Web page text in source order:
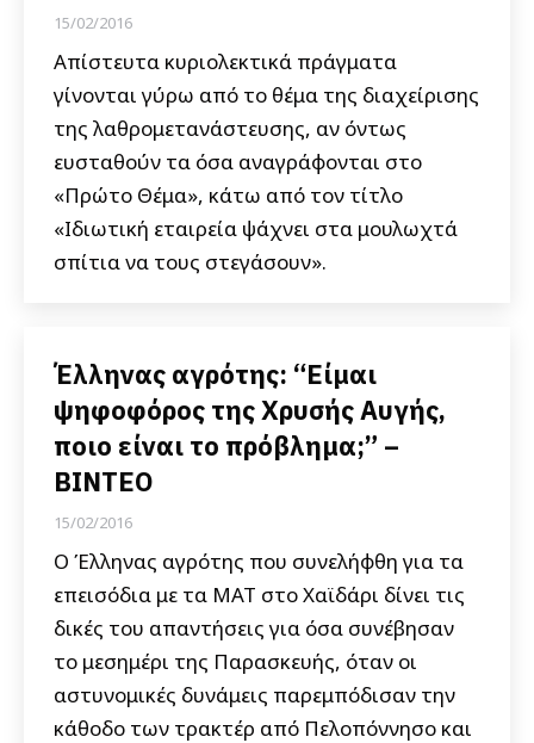
15/02/2016
Απίστευτα κυριολεκτικά πράγματα
γίνονται γύρω από το θέμα της διαχείρισης
της λαθρομετανάστευσης, αν όντως
ευσταθούν τα όσα αναγράφονται στο
«Πρώτο Θέμα», κάτω από τον τίτλο
«Ιδιωτική εταιρεία ψάχνει στα μουλωχτά
σπίτια να τους στεγάσουν».
Έλληνας αγρότης: “Είμαι
ψηφοφόρος της Χρυσής Αυγής,
ποιο είναι το πρόβλημα;” –
ΒΙΝΤΕΟ
15/02/2016
Ο Έλληνας αγρότης που συνελήφθη για τα
επεισόδια με τα ΜΑΤ στο Χαϊδάρι δίνει τις
δικές του απαντήσεις για όσα συνέβησαν
το μεσημέρι της Παρασκευής, όταν οι
αστυνομικές δυνάμεις παρεμπόδισαν την
κάθοδο των τρακτέρ από Πελοπόννησο και